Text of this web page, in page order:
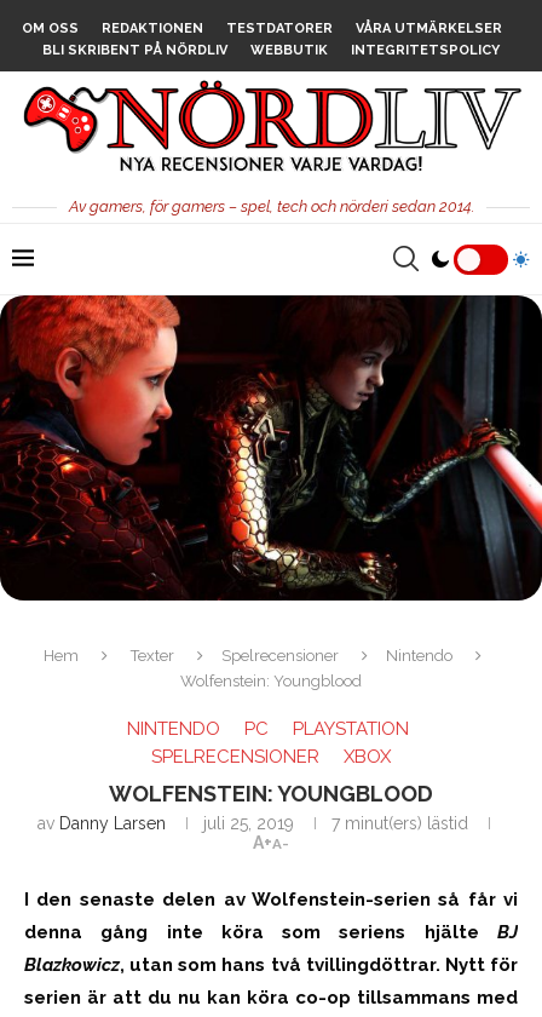
OM OSS REDAKTIONEN TESTDATORER
VÅRA UTMÄRKELSER
BLI SKRIBENT PÅ NÖRDLIV
WEBBUTIK INTEGRITETSPOLICY
Av gamers, för gamers – spel, tech och nörderi sedan 2014.
Hem Texter Spelrecensioner
Nintendo
Wolfenstein: Youngblood
NINTENDO PC
PLAYSTATION
SPELRECENSIONER
XBOX
WOLFENSTEIN: YOUNGBLOOD
av Danny Larsen juli 25, 2019
7 minut(ers) lästid
A+A-
I den senaste delen av Wolfenstein-serien så får vi
denna gång inte köra som seriens hjälte BJ
Blazkowicz, utan som hans två tvillingdöttrar. Nytt för
serien är att du nu kan köra co-op tillsammans med